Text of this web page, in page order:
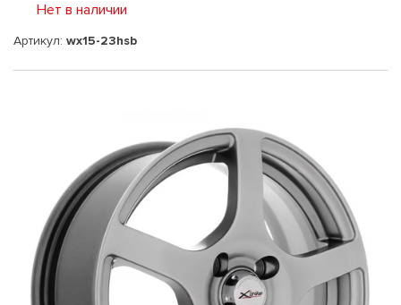
Нет в наличии
Артикул: wx15-23hsb